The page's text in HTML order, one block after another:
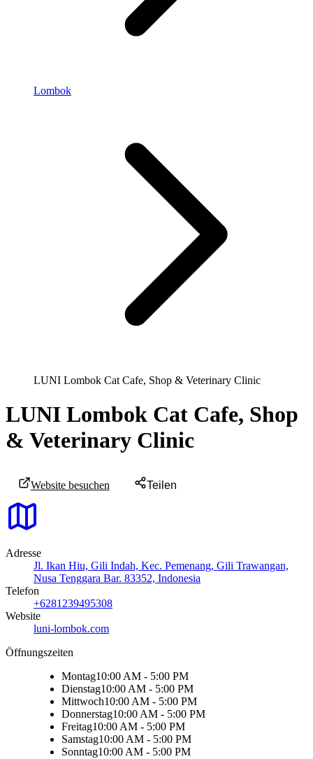
Lombok
LUNI Lombok Cat Cafe, Shop & Veterinary Clinic
LUNI Lombok Cat Cafe, Shop
& Veterinary Clinic
Website besuchen Teilen
Adresse
Jl. Ikan Hiu, Gili Indah, Kec. Pemenang, Gili Trawangan,
Nusa Tenggara Bar. 83352, Indonesia
Telefon
+6281239495308
Website
luni-lombok.com
Öffnungszeiten
Montag10:00 AM - 5:00 PM
Dienstag10:00 AM - 5:00 PM
Mittwoch10:00 AM - 5:00 PM
Donnerstag10:00 AM - 5:00 PM
Freitag10:00 AM - 5:00 PM
Samstag10:00 AM - 5:00 PM
Sonntag10:00 AM - 5:00 PM